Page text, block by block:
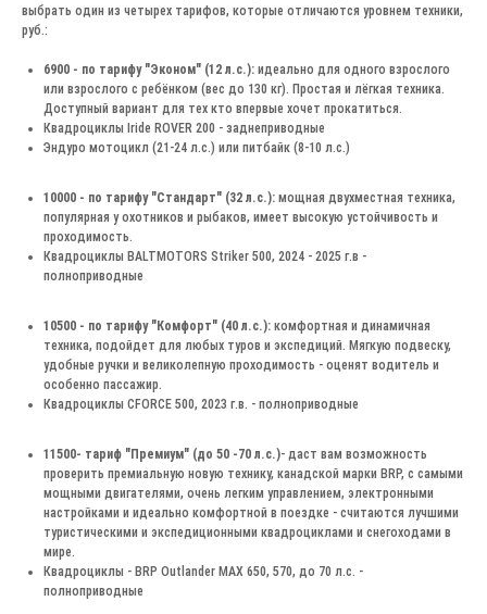
выбрать один из четырех тарифов, которые отличаются уровнем техники,
руб.:
6900 - по тарифу "Эконом" (12 л.с.): идеально для одного взрослого
или взрослого с ребёнком (вес до 130 кг). Простая и лёгкая техника.
Доступный вариант для тех кто впервые хочет прокатиться.
Квадроциклы Iride ROVER 200 - заднеприводные
Эндуро мотоцикл (21-24 л.с.) или питбайк (8-10 л.с.)
10000 - по тарифу "Стандарт" (32 л.с.): мощная двухместная техника,
популярная у охотников и рыбаков, имеет высокую устойчивость и
проходимость.
Квадроциклы BALTMOTORS Striker 500, 2024 - 2025 г.в -
полноприводные
10500 - по тарифу "Комфорт" (40 л.с.): комфортная и динамичная
техника, подойдет для любых туров и экспедиций. Мягкую подвеску,
удобные ручки и великолепную проходимость - оценят водитель и
особенно пассажир.
Квадроциклы CFORCE 500, 2023 г.в. - полноприводные
11500- тариф "Премиум" (до 50 -70 л.с.)- даст вам возможность
проверить премиальную новую технику, канадской марки BRP, с самыми
мощными двигателями, очень легким управлением, электронными
настройками и идеально комфортной в поездке - считаются лучшими
туристическими и экспедиционными квадроциклами и снегоходами в
мире.
Квадроциклы - BRP Outlander MAX 650, 570, до 70 л.с. -
полноприводные